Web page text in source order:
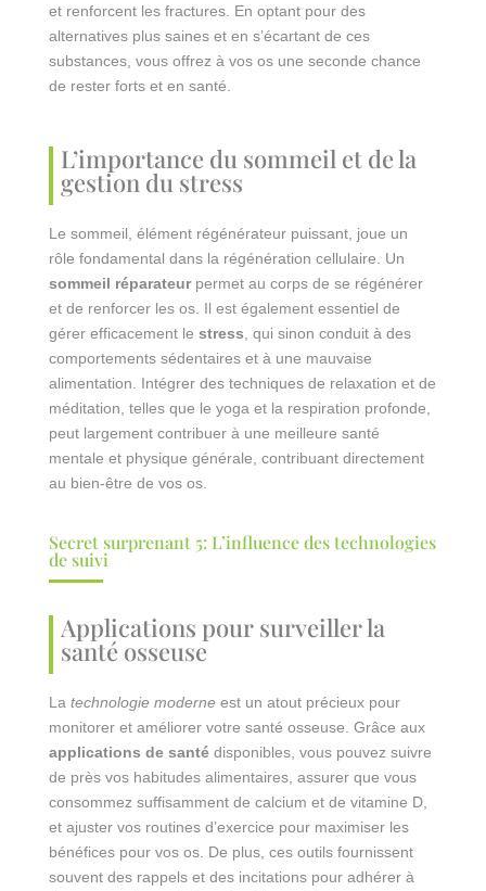
et renforcent les fractures. En optant pour des
alternatives plus saines et en s’écartant de ces
substances, vous offrez à vos os une seconde chance
de rester forts et en santé.
L’importance du sommeil et de la
gestion du stress
Le sommeil, élément régénérateur puissant, joue un
rôle fondamental dans la régénération cellulaire. Un
sommeil réparateurpermet au corps de se régénérer
et de renforcer les os. Il est également essentiel de
gérer efficacement le stress , qui sinon conduit à des
comportements sédentaires et à une mauvaise
alimentation. Intégrer des techniques de relaxation et de
méditation, telles que le yoga et la respiration profonde,
peut largement contribuer à une meilleure santé
mentale et physique générale, contribuant directement
au bien-être de vos os.
Secret surprenant 5: L’influence des technologies
de suivi
Applications pour surveiller la
santé osseuse
La technologie moderneest un atout précieux pour
monitorer et améliorer votre santé osseuse. Grâce aux
applications de santédisponibles, vous pouvez suivre
de près vos habitudes alimentaires, assurer que vous
consommez suffisamment de calcium et de vitamine D,
et ajuster vos routines d’exercice pour maximiser les
bénéfices pour vos os. De plus, ces outils fournissent
souvent des rappels et des incitations pour adhérer à